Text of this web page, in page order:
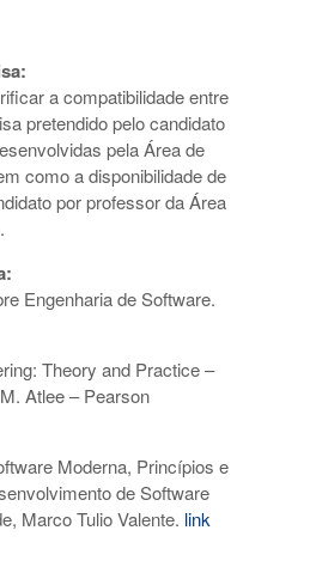
a compatibilidade entre
pretendido pelo candidato
pela Área de
como a disponibilidade de
por professor da Área
Engenharia de Software.
Theory and Practice –
Atlee – Pearson
Moderna, Princípios e
de Software
Marco Tulio Valente. link